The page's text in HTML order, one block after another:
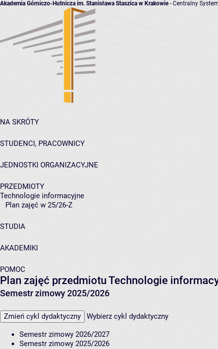
Akademia Górniczo-Hutnicza im. Stanisława Staszica w Krakowie- Centralny
NA SKRÓTY
STUDENCI, PRACOWNICY
JEDNOSTKI ORGANIZACYJNE
PRZEDMIOTY
Technologie informacyjne
Plan zajęć w 25/26-Z
STUDIA
AKADEMIKI
POMOC
Plan zajęć przedmiotu Technologie
Semestr zimowy 2025/2026
Zmień cykl dydaktyczny Wybierz cykl dydaktyczny
Semestr zimowy 2026/2027
Semestr zimowy 2025/2026